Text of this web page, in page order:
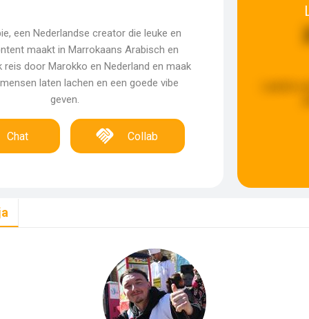
een Nederlandse creator die leuke en
maakt in Marrokaans Arabisch en
reis door Marokko en Nederland en maak
mensen laten lachen en een goede vibe
geven.
Chat Collab